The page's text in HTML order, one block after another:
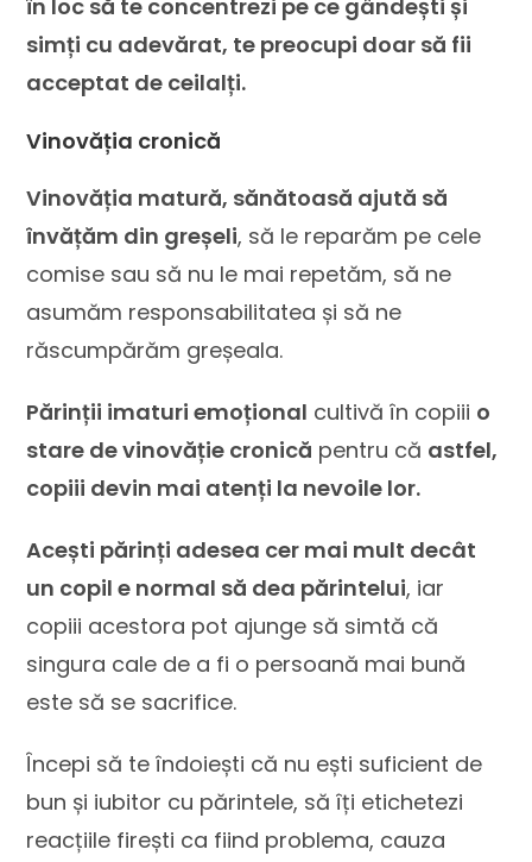
în loc să te concentrezi pe ce gândești și
simți cu adevărat, te preocupi doar să fii
acceptat de ceilalți.
Vinovăția cronică
Vinovăția matură, sănătoasă ajută să
învățăm din greșeli, să le reparăm pe cele
comise sau să nu le mai repetăm, să ne
asumăm responsabilitatea și să ne
răscumpărăm greșeala.
Părinții imaturi emoțional cultivă în copiii o
stare de vinovăție cronică pentru că astfel,
copiii devin mai atenți la nevoile lor.
Acești părinți adesea cer mai mult decât
un copil e normal să dea părintelui, iar
copiii acestora pot ajunge să simtă că
singura cale de a fi o persoană mai bună
este să se sacrifice.
Începi să te îndoiești că nu ești suficient de
bun și iubitor cu părintele, să îți etichetezi
reacțiile firești ca fiind problema, cauza